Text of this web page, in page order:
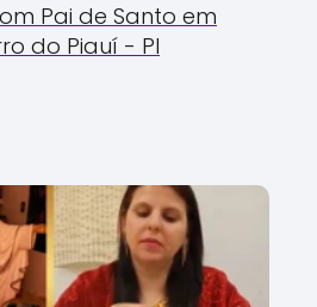
Pai de Santo em
do Piauí - PI